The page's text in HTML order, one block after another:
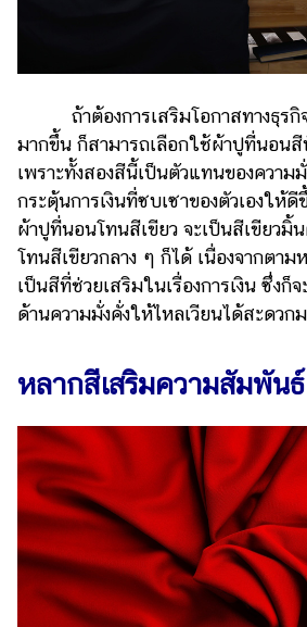
แต่งงาน
แม่
และ
เด็ก
สัตว์
เลี้ยง
บริการ
แอปฯ
กระปุก
คอร์ส
ออนไลน์
เรียน
เลข
ออนไลน์
ถ้าต้องการเสริมโอกาสทางธุรกิจ
มากขึ้น ก็สามารถเลือกใช้ผ้าปูที่นอน
เพราะทั้งสองสีนี้เป็นตัวแทนของความ
กระตุ้นการเงินที่ซบเซาของตัวเองให้
ผ้าปูที่นอนโทนสีเขียว จะเป็นสีเขียวมิ้
โทนสีเขียวกลาง ๆ ก็ได้ เนื่องจากตาม
เป็นสีที่ช่วยเสริมในเรื่องการเงิน ซึ่งก็
ด้านความมั่งคั่งให้ไหลเวียนได้สะดวก
หลากสีเสริมความสัมพันธ์